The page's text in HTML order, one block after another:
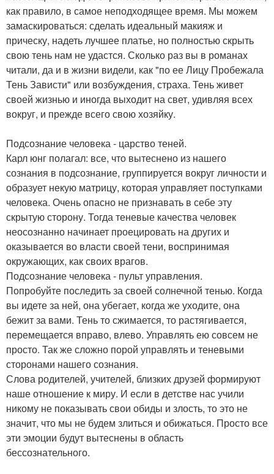
как правило, в самое неподходящее время. Мы можем
замаскироваться: сделать идеальный макияж и
прическу, надеть лучшее платье, но полностью скрыть
свою тень нам не удастся. Сколько раз вы в романах
читали, да и в жизни видели, как "по ее Лицу Пробежала
Тень Зависти" или возбуждения, страха. Тень живет
своей жизнью и иногда выходит на свет, удивляя всех
вокруг, и прежде всего свою хозяйку.
Подсознание человека - царство теней.
Карл юнг полагал: все, что вытеснено из нашего
сознания в подсознание, группируется вокруг личности и
образует некую матрицу, которая управляет поступками
человека. Очень опасно не признавать в себе эту
скрытую сторону. Тогда теневые качества человек
неосознанно начинает проецировать на других и
оказывается во власти своей тени, воспринимая
окружающих, как своих врагов.
Подсознание человека - пульт управления.
Попробуйте последить за своей солнечной тенью. Когда
вы идете за ней, она убегает, когда же уходите, она
бежит за вами. Тень то сжимается, то растягивается,
перемещается вправо, влево. Управлять ею совсем не
просто. Так же сложно порой управлять и теневыми
сторонами нашего сознания.
Слова родителей, учителей, близких друзей формируют
наше отношение к миру. И если в детстве нас учили
никому не показывать свои обиды и злость, то это не
значит, что мы не будем злиться и обижаться. Просто все
эти эмоции будут вытеснены в область
бессознательного.